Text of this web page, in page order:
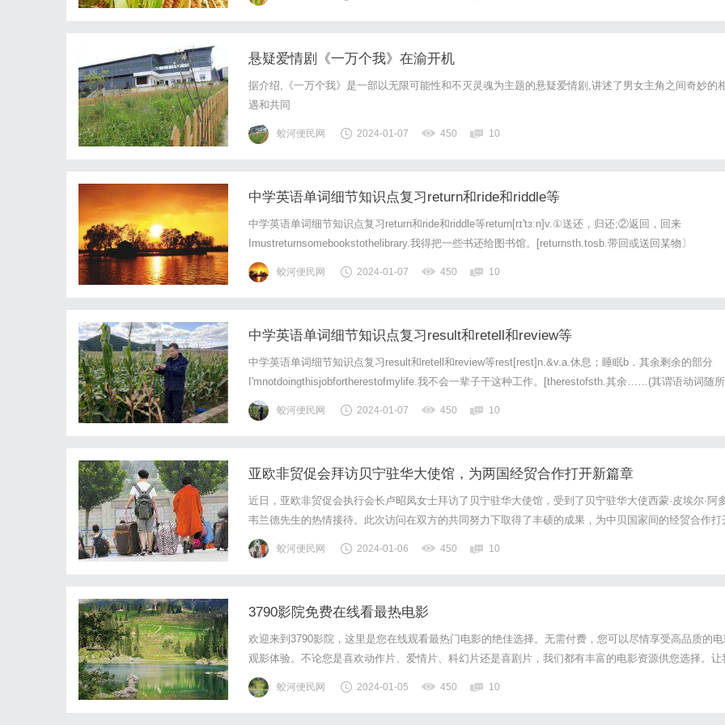
悬疑爱情剧《一万个我》在渝开机
据介绍,《一万个我》是一部以无限可能性和不灭灵魂为主题的悬疑爱情剧,讲述了男女主角之间奇妙的
遇和共同
蛟河便民网 2024-01-07 450 10
中学英语单词细节知识点复习return和ride和riddle等
中学英语单词细节知识点复习return和ride和riddle等return[rɪ'tɜːn]v.①送还，归还;②返回，回来
Imustreturnsomebookstothelibrary.我得把一些书还给图书馆。[returnsth.tosb.带回或送回某物〕
She'sreturningtoAustraliatomorrowaftersixmonthsin...
蛟河便民网 2024-01-07 450 10
中学英语单词细节知识点复习result和retell和review等
中学英语单词细节知识点复习result和retell和review等rest[rest]n.&v.a.休息；睡眠b．其余剩余的部分
I'mnotdoingthisjobfortherestofmylife.我不会一辈子干这种工作。[therestofsth.其余……(其谓语动词随所
接名词的变化而变化)]Ireallywanttohave。rest.我真的想休息...
蛟河便民网 2024-01-07 450 10
亚欧非贸促会拜访贝宁驻华大使馆，为两国经贸合作打开新篇章
近日，亚欧非贸促会执行会长卢昭凤女士拜访了贝宁驻华大使馆，受到了贝宁驻华大使西蒙·皮埃尔·阿
韦兰德先生的热情接待。此次访问在双方的共同努力下取得了丰硕的成果，为中贝国家间的经贸合作打
了新的篇章。亚欧非贸促会执行会长卢昭凤女士与贝宁驻华大使西蒙·皮埃尔·阿多韦兰德亚欧非贸促会
为连接亚欧非地区经贸合作的桥梁和纽带，一直致力于推动区域内的贸易和投资自由化便利...
蛟河便民网 2024-01-06 450 10
3790影院免费在线看最热电影
欢迎来到3790影院，这里是您在线观看最热门电影的绝佳选择。无需付费，您可以尽情享受高品质的
观影体验。不论您是喜欢动作片、爱情片、科幻片还是喜剧片，我们都有丰富的电影资源供您选择。让
们一起来探索这个令人兴奋的电影世界吧！在3790影院，您可以随时随地在线观看最热门的电影。我
供高清画质和流畅的播放体验，让您感受如同身临其境的观影乐趣。无论您使用的是电...
蛟河便民网 2024-01-05 450 10